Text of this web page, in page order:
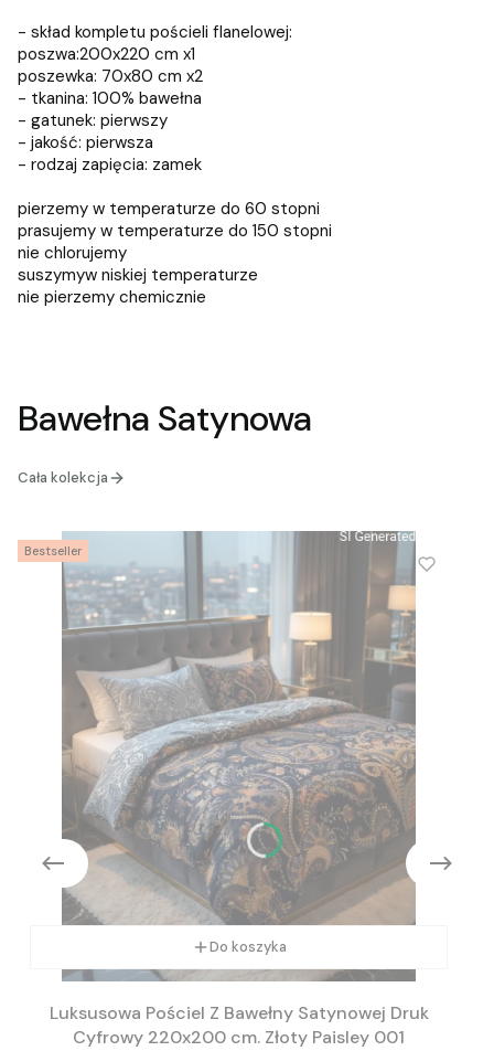
- skład kompletu pościeli flanelowej:
poszwa:200x220 cm x1
poszewka: 70x80 cm x2
- tkanina: 100% bawełna
- gatunek: pierwszy
- jakość: pierwsza
- rodzaj zapięcia: zamek
pierzemy w temperaturze do 60 stopni
prasujemy w temperaturze do 150 stopni
nie chlorujemy
suszymyw niskiej temperaturze
nie pierzemy chemicznie
Bawełna Satynowa
Cała kolekcja
Bestseller
Do koszyka
Luksusowa Pościel Z Bawełny Satynowej Druk
Cyfrowy 220x200 cm. Złoty Paisley 001